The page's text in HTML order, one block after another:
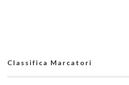
Classifica Marcatori